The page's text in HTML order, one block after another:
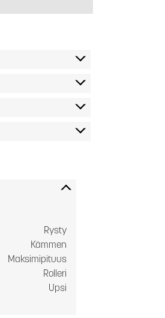
Rysty
Kämmen
Maksimipituus
Rolleri
Upsi